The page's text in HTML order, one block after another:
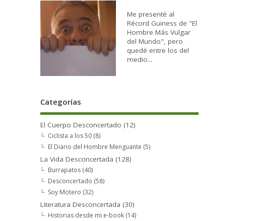
Me presenté al
Récord Guiness de "El
Hombre Más Vulgar
del Mundo", pero
quedé entre los del
medio...
Categorías
El Cuerpo Desconcertado (12)
Ciclista a los 50 (8)
El Diario del Hombre Menguante (5)
La Vida Desconcertada (128)
Burrapatos (40)
Desconcertado (58)
Soy Motero (32)
Literatura Desconcertada (30)
Historias desde mi e-book (14)